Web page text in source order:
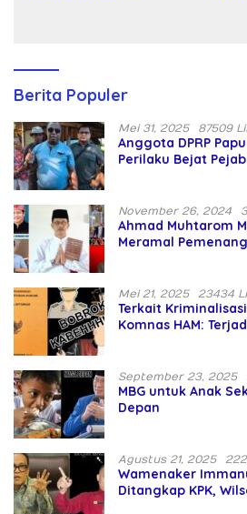
Berita Populer
Mei 31, 2025 87509
Anggota DPRP
Perilaku Bejat
November 26, 2024
Ahmad Muhtarom
Meramal
Mei 21, 2025 23434
Terkait
Komnas HAM:
September 23, 2025
MBG untuk Anak
Depan
Agustus 21, 2025
Wamenaker
Ditangkap KPK,